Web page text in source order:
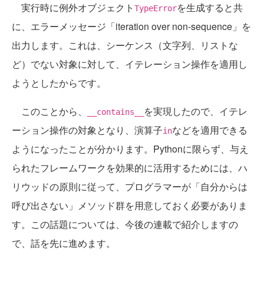
実行時に例外オブジェクト TypeErrorを生成すると共
に、エラーメッセージ「iteration over non-sequence」を
出力します。これは、シーケンス（文字列、リストな
ど）でない対象に対して、イテレーション操作を適用し
ようとしたからです。
このことから、 __contains__
を実現したので、イテレ
ーション操作の対象となり、演算子inなどを適用できる
ようになったことが分かります。Pythonに限らず、与え
られたフレームワークを効果的に活用するためには、ハ
リウッドの原則に従って、プログラマーが「自分からは
呼び出さない」メソッド群を用意しておく必要がありま
す。この話題については、今後の連載で紹介しますの
で、話を先に進めます。